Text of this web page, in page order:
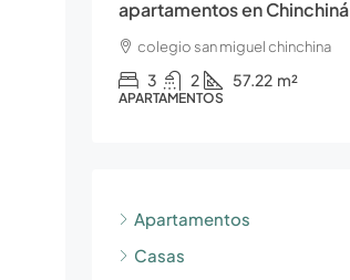
apartamentos en Chinchiná
colegio san miguel chinchina
3 2 57.22 m²
APARTAMENTOS
Apartamentos
Casas